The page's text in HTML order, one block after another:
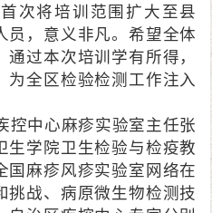
次将培训范围扩大至县
员，意义非凡。希望全体
过本次培训学有所得，
为全区检验检测工作注入
中心麻疹实验室主任张
生学院卫生检验与检疫教
国麻疹风疹实验室网络在
挑战、病原微生物检测技